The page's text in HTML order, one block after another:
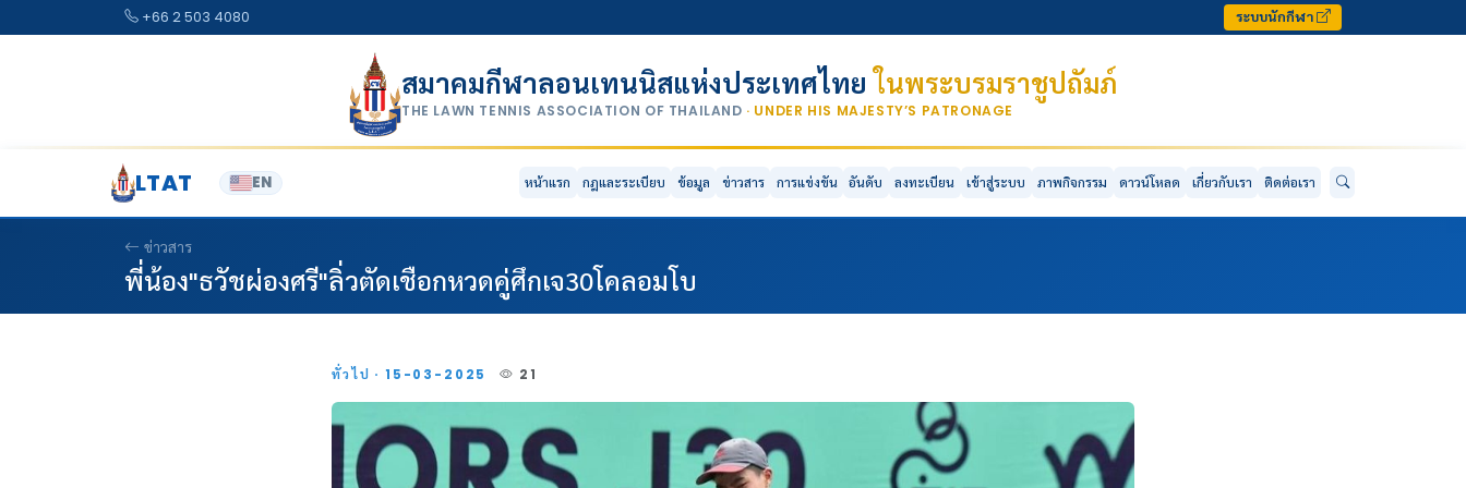
+66 2 503 4080 ระบบนักกีฬา
สมาคมกีฬาลอนเทนนิสแห่งประเทศไทยในพระบรมราชูปถัมภ์
THE LAWN TENNIS ASSOCIATION OF THAILAND · UNDER HIS MAJESTY’S PATRONAGE
LTAT EN หน้าแรก กฎและระเบียบ ข้อมูล ข่าวสาร การแข่งขัน อันดับ ลงทะเบียน เข้าสู่ระบบ ภาพกิจกรรม ดาวน์โหลด เกี่ยวกับเรา ติดต่อเรา
ข่าวสาร
พี่น้อง"ธวัชผ่องศรี"ลิ่วตัดเชือกหวดคู่ศึกเจ30โคลอมโบ
ทั่วไป · 15-03-2025 21